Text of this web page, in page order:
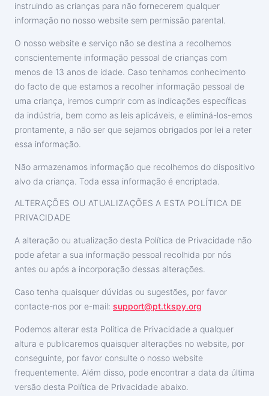
instruindo as crianças para não fornecerem qualquer
informação no nosso website sem permissão parental.
O nosso website e serviço não se destina a recolhemos
conscientemente informação pessoal de crianças com
menos de 13 anos de idade. Caso tenhamos conhecimento
do facto de que estamos a recolher informação pessoal de
uma criança, iremos cumprir com as indicações específicas
da indústria, bem como as leis aplicáveis, e eliminá-los-emos
prontamente, a não ser que sejamos obrigados por lei a reter
essa informação.
Não armazenamos informação que recolhemos do dispositivo
alvo da criança. Toda essa informação é encriptada.
ALTERAÇÕES OU ATUALIZAÇÕES A ESTA POLÍTICA DE
PRIVACIDADE
A alteração ou atualização desta Política de Privacidade não
pode afetar a sua informação pessoal recolhida por nós
antes ou após a incorporação dessas alterações.
Caso tenha quaisquer dúvidas ou sugestões, por favor
contacte-nos por e-mail: support@pt.tkspy.org
Podemos alterar esta Política de Privacidade a qualquer
altura e publicaremos quaisquer alterações no website, por
conseguinte, por favor consulte o nosso website
frequentemente. Além disso, pode encontrar a data da última
versão desta Política de Privacidade abaixo.